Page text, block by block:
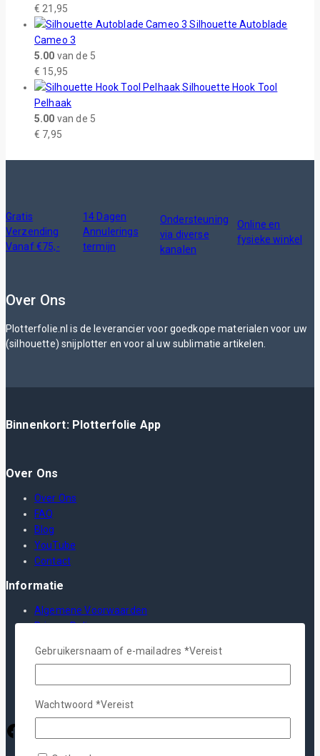
€ 21,95
Silhouette Autoblade
Cameo 3
5.00 van de 5
€ 15,95
Silhouette Hook Tool
Pelhaak
5.00 van de 5
€ 7,95
Gratis
Verzending
Vanaf €75,-
14 Dagen
Annulerings
termijn
Ondersteuning
via diverse
kanalen
Online en
fysieke winkel
Over Ons
Plotterfolie.nl is de leverancier voor goedkope materialen voor uw
(silhouette) snijplotter en voor al uw sublimatie artikelen.
Binnenkort: Plotterfolie App
Over Ons
Over Ons
FAQ
Blog
YouTube
Contact
Informatie
Algemene Voorwaarden
Privacy Policy
Herroepingsrecht
Facebook Instagram Pinterest Google YouTube
Gebruikersnaam of e-mailadres *Vereist
Wachtwoord *Vereist